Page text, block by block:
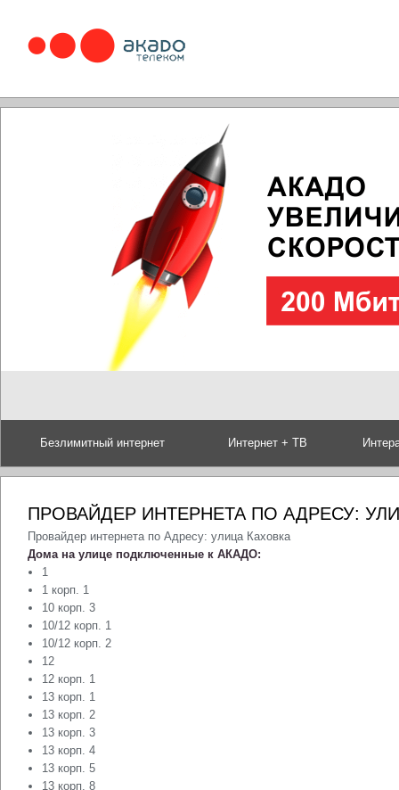
Безлимитный интернет Интернет + ТВ
ПРОВАЙДЕР ИНТЕРНЕТА ПО АДРЕСУ:
Провайдер интернета по Адресу: улица Каховка
Дома на улице подключенные к АКАДО:
1
1 корп. 1
10 корп. 3
10/12 корп. 1
10/12 корп. 2
12
12 корп. 1
13 корп. 1
13 корп. 2
13 корп. 3
13 корп. 4
13 корп. 5
13 корп. 8